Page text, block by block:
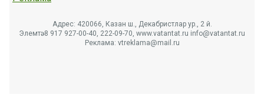
Адрес: 420066, Казан ш., Декабристлар ур., 2 й.
Элемтә: 8 917 927-00-40, 222-09-70, www.vatantat.ru info@vatantat.ru
Реклама: vtreklama@mail.ru